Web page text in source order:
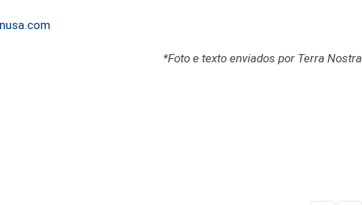
*Foto e texto enviados por Terra Nostra